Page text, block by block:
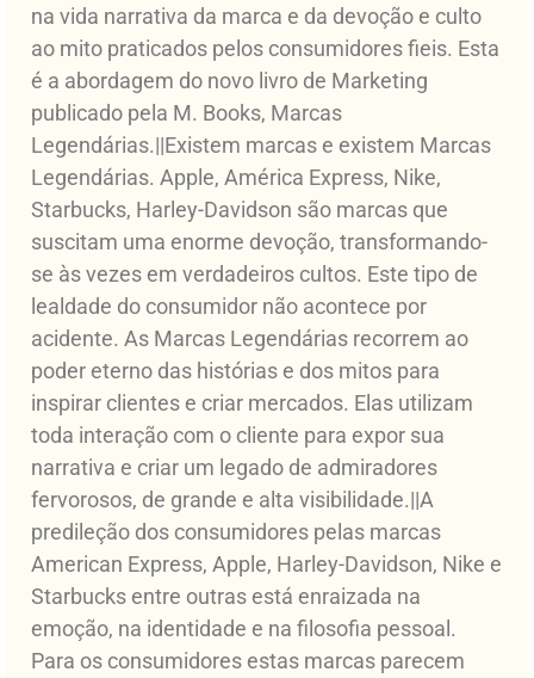
na vida narrativa da marca e da devoção e culto
ao mito praticados pelos consumidores fieis. Esta
é a abordagem do novo livro de Marketing
publicado pela M. Books, Marcas
Legendárias.||Existem marcas e existem Marcas
Legendárias. Apple, América Express, Nike,
Starbucks, Harley-Davidson são marcas que
suscitam uma enorme devoção, transformando-
se às vezes em verdadeiros cultos. Este tipo de
lealdade do consumidor não acontece por
acidente. As Marcas Legendárias recorrem ao
poder eterno das histórias e dos mitos para
inspirar clientes e criar mercados. Elas utilizam
toda interação com o cliente para expor sua
narrativa e criar um legado de admiradores
fervorosos, de grande e alta visibilidade.||A
predileção dos consumidores pelas marcas
American Express, Apple, Harley-Davidson, Nike e
Starbucks entre outras está enraizada na
emoção, na identidade e na filosofia pessoal.
Para os consumidores estas marcas parecem